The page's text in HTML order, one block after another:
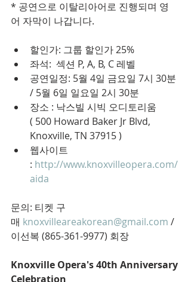
* 공연으로 이탈리아어로 진행되며 영
어 자막이 나갑니다.
할인가: 그룹 할인가 25%
좌석:  섹션 P, A, B, C 레벨
공연일정: 5월 4일 금요일 7시 30분
/ 5월 6일 일요일 2시 30분
장소 : 낙스빌 시빅 오디토리움
( 500 Howard Baker Jr Blvd,
Knoxville, TN 37915 )
웹사이트
: http://www.knoxvilleopera.com/
aida
문의: 티켓 구
매 knoxvilleareakorean@gmail.com /
이선복 (865-361-9977) 회장
Knoxville Opera's 40th Anniversary
Celebration